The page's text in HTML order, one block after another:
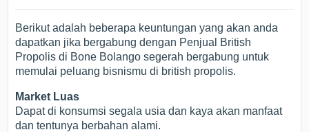
Berikut adalah beberapa keuntungan yang akan anda
dapatkan jika bergabung dengan Penjual British
Propolis di Bone Bolango segerah bergabung untuk
memulai peluang bisnismu di british propolis.
Market Luas
Dapat di konsumsi segala usia dan kaya akan manfaat
dan tentunya berbahan alami.